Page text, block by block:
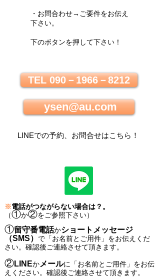
・お問合わせ→ご要件をお伝え
下さい。
下のボタンを押して下さい！
TEL 090－1966－8212
ysen@au.com
LINEでの予約、お問合せはこちら ！
※電話がつながらない場合は？。
（①か②をご参照下さい）
①留守番電話かショートメッセージ
（SMS） で 「お名前とご用件 」 をお伝えくだ
さい。 確認後ご連絡させて頂きます。
②LINEかメールに 「お名前とご用件 」 をお伝
えください。 確認後ご連絡させて頂きます。